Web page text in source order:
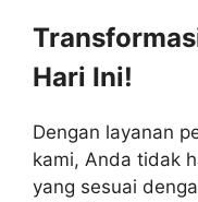
Hari Ini!
Dengan layanan
kami, Anda tidak
yang sesuai